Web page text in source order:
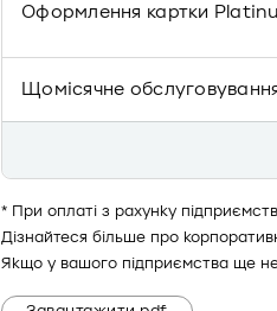
Оформлення картки
Щомісячне
* При оплаті з рахунку
Дізнайтеся більше про
Якщо у вашого підприємства ще